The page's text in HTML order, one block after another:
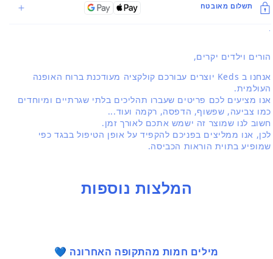
תשלום מאובטח
הורים וילדים יקרים,
אנחנו ב Keds יוצרים עבורכם קולקציה מעודכנת ברוח האופנה
העולמית.
אנו מציעים לכם פריטים שעברו תהליכים בלתי שגרתיים ומיוחדים
כמו צביעה, שפשוף, הדפסה, רקמה ועוד...
חשוב לנו שמוצר זה ישמש אתכם לאורך זמן.
לכן, אנו ממליצים בפניכם להקפיד על אופן הטיפול בבגד כפי
שמופיע בתוית הוראות הכביסה.
המלצות נוספות
מילים חמות מהתקופה האחרונה 💙